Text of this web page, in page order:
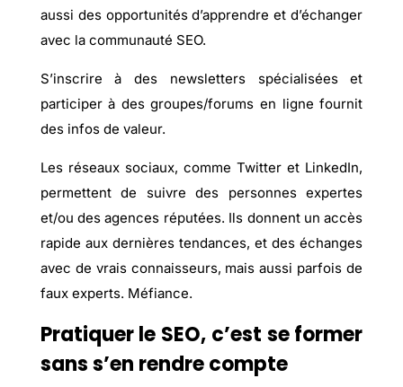
aussi des opportunités d’apprendre et d’échanger
avec la communauté SEO.
S’inscrire à des newsletters spécialisées et
participer à des groupes/forums en ligne fournit
des infos de valeur.
Les réseaux sociaux, comme Twitter et LinkedIn,
permettent de suivre des personnes expertes
et/ou des agences réputées. Ils donnent un accès
rapide aux dernières tendances, et des échanges
avec de vrais connaisseurs, mais aussi parfois de
faux experts. Méfiance.
Pratiquer le SEO, c’est se former
sans s’en rendre compte